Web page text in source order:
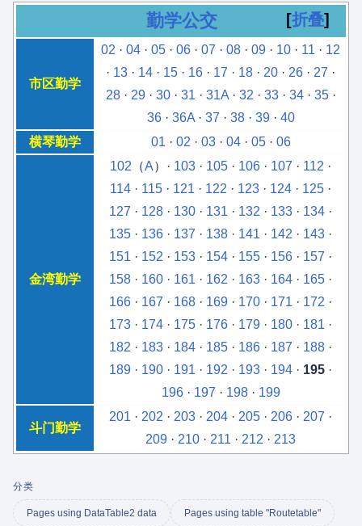
折叠
勤学公交
市区勤学
02 · 04 · 05 · 06 · 07 · 08 · 09 · 10 · 11 · 12
· 13 · 14 · 15 · 16 · 17 · 18 · 20 · 26 · 27 ·
28· 29· 30· 31 · 31A· 32 · 33· 34· 35·
36· 36A· 37 · 38· 39· 40
横琴勤学
01 · 02 · 03· 04· 05· 06
金湾勤学
102 （A）· 103 · 105 · 106 · 107 · 112 ·
114 · 115 · 121 · 122 · 123 · 124 · 125 ·
127 · 128 · 130 · 131 · 132 · 133 · 134 ·
135 · 136 · 137 · 138 · 141 · 142 · 143 ·
151 · 152 · 153 · 154 · 155 · 156 · 157 ·
158 · 160 · 161 · 162 · 163 · 164 · 165 ·
166 · 167 · 168 · 169 · 170 · 171 · 172 ·
173 · 174 · 175 · 176 · 179 · 180 · 181 ·
182 · 183 · 184 · 185 · 186 · 187 · 188 ·
189 · 190 · 191 · 192 · 193 · 194 · 195 ·
196· 197 · 198· 199
斗门勤学
201 · 202 · 203 · 204 · 205 · 206 · 207 ·
209 · 210 · 211 · 212 · 213
分类
Pages using DataTable2 data Pages using table "Routetable"